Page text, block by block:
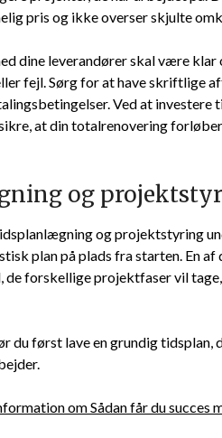
pris og ikke overser skjulte
dine leverandører skal være
fejl. Sørg for at have skriftlige
Ved at
at din totalrenovering
og
og projektstyring
plan på plads fra starten. En
de forskellige projektfaser vil
du først lave en grundig
om Sådan får du succes